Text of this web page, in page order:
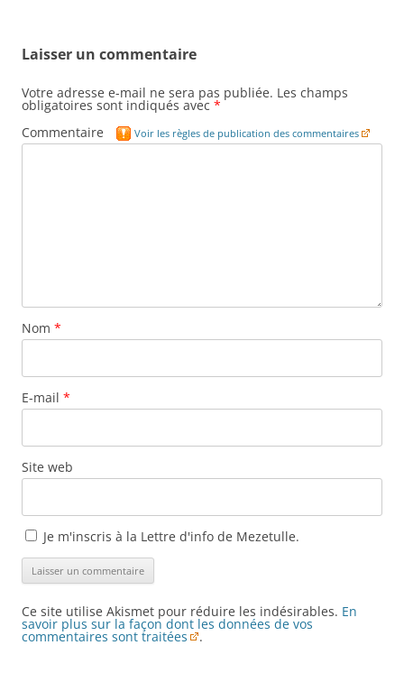
Laisser un commentaire
Votre adresse e-mail ne sera pas publiée. Les champs
obligatoires sont indiqués avec *
Commentaire
Voir les règles de publication des commentaires
Nom *
E-mail *
Site web
Je m'inscris à la Lettre d'info de Mezetulle.
Ce site utilise Akismet pour réduire les indésirables. En
savoir plus sur la façon dont les données de vos
commentaires sont traitées .